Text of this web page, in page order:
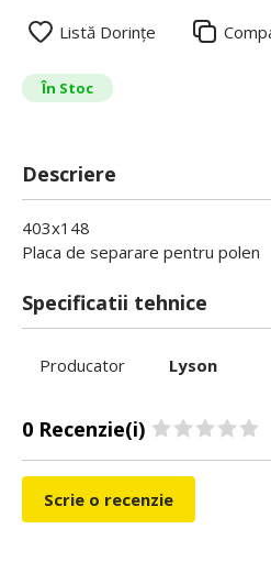
Listă Dorințe
În Stoc
Descriere
403x148
Placa de separare pentru polen
Specificatii tehnice
Producator Lyson
0 Recenzie(i)
Scrie o recenzie